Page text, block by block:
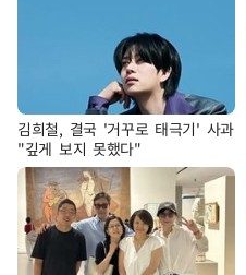
김희철, 결국 '거꾸로 태극기' 사과
"깊게 보지 못했다"